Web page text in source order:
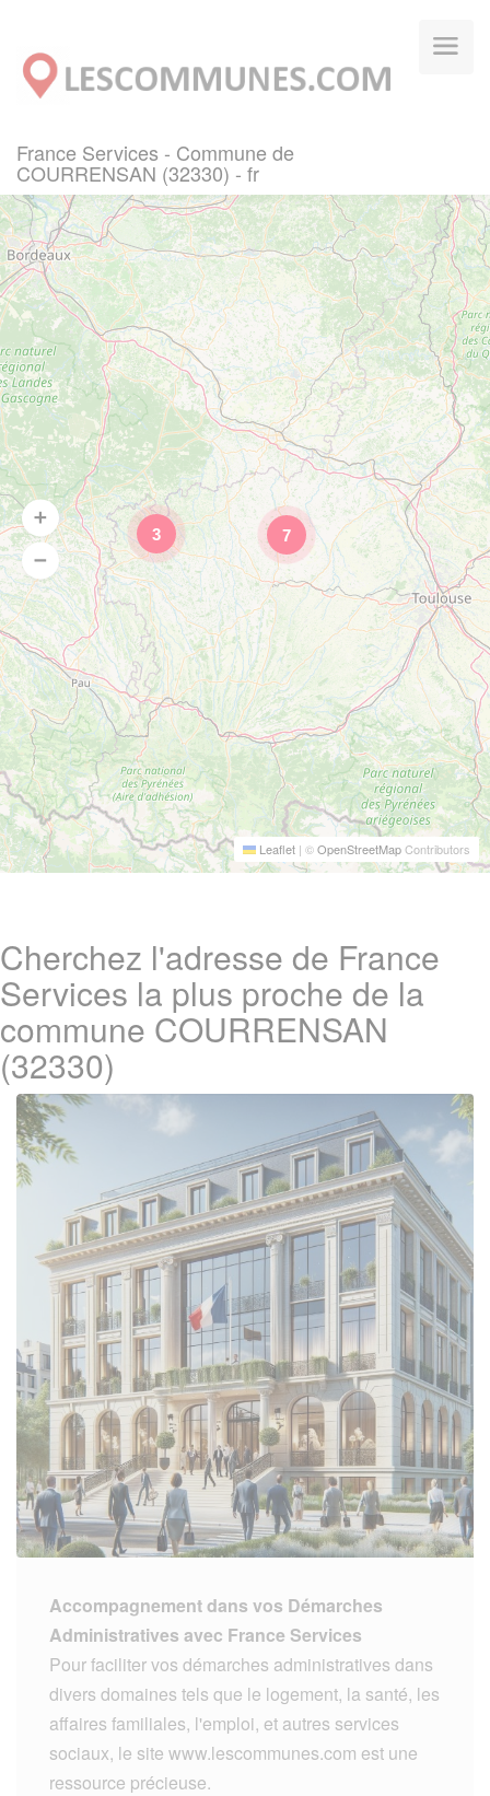
France Services - Commune de
COURRENSAN (32330) - fr
3 7
Leaflet | ©OpenStreetMapContributors
Cherchez l'adresse de France
Services la plus proche de la
commune COURRENSAN
(32330)
Accompagnement dans vos Démarches
Administratives avec France Services
Pour faciliter vos démarches administratives dans
divers domaines tels que le logement, la santé, les
affaires familiales, l'emploi, et autres services
sociaux, le site www.lescommunes.com est une
ressource précieuse.